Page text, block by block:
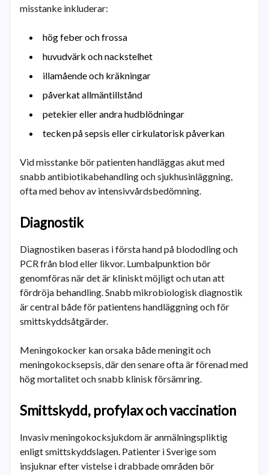
misstanke inkluderar:
hög feber och frossa
huvudvärk och nackstelhet
illamående och kräkningar
påverkat allmäntillstånd
petekier eller andra hudblödningar
tecken på sepsis eller cirkulatorisk påverkan
Vid misstanke bör patienten handläggas akut med
snabb antibiotikabehandling och sjukhusinläggning,
ofta med behov av intensivvårdsbedömning.
Diagnostik
Diagnostiken baseras i första hand på blododling och
PCR från blod eller likvor. Lumbalpunktion bör
genomföras när det är kliniskt möjligt och utan att
fördröja behandling. Snabb mikrobiologisk diagnostik
är central både för patientens handläggning och för
smittskyddsåtgärder.
Meningokocker kan orsaka både meningit och
meningokocksepsis, där den senare ofta är förenad med
hög mortalitet och snabb klinisk försämring.
Smittskydd, profylax och vaccination
Invasiv meningokocksjukdom är anmälningspliktig
enligt smittskyddslagen. Patienter i Sverige som
insjuknar efter vistelse i drabbade områden bör